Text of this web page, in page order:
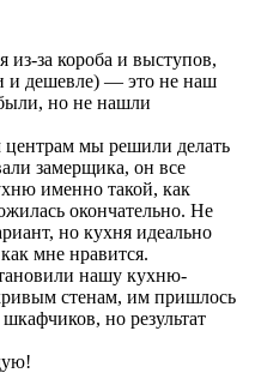
из-за короба и выступов,
и дешевле) — это не наш
но не нашли
центрам мы решили делать
замерщика, он все
именно такой, как
окончательно. Не
но кухня идеально
мне нравится.
нашу кухню-
стенам, им пришлось
но результат